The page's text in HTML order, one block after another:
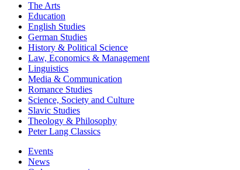
The Arts
Education
English Studies
German Studies
History & Political Science
Law, Economics & Management
Linguistics
Media & Communication
Romance Studies
Science, Society and Culture
Slavic Studies
Theology & Philosophy
Peter Lang Classics
Events
News